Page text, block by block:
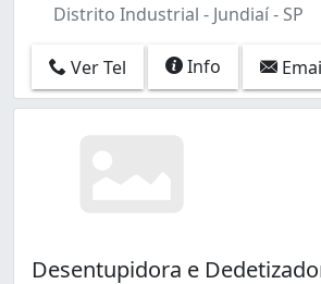
Distrito Industrial - Jundiaí - SP
Ver Tel Info
Desentupidora e